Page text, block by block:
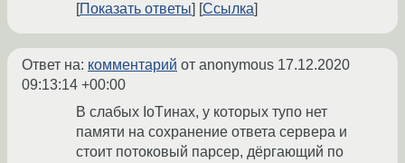
Показать ответы
Ссылка
Ответ на: комментарий от anonymous 17.12.2020
09:13:14 +00:00
В слабых IoTинах, у которых тупо нет
памяти на сохранение ответа сервера и
стоит потоковый парсер, дёргающий по